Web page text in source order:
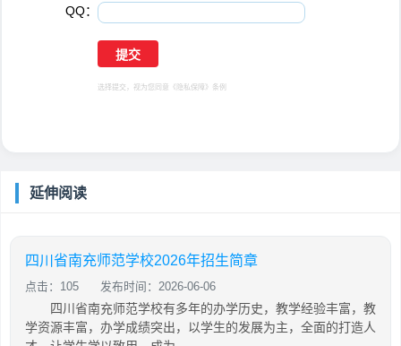
QQ：
选择提交，视为您同意 《隐私保障》 条例
延伸阅读
四川省南充师范学校2026年招生简章
点击：105 发布时间：2026-06-06
四川省南充师范学校有多年的办学历史，教学经验丰富，教
学资源丰富，办学成绩突出，以学生的发展为主，全面的打造人